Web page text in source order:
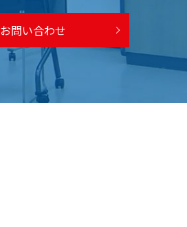
お問い合わせ